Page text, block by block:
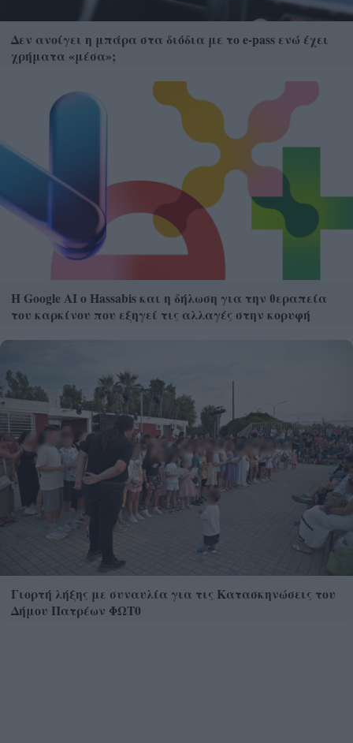
Δεν ανοίγει η μπάρα στα διόδια με το e-pass ενώ έχει
χρήματα «μέσα»;
Η Google ΑΙ ο Hassabis και η δήλωση για την θεραπεία
του καρκίνου που εξηγεί τις αλλαγές στην κορυφή
Γιορτή λήξης με συναυλία για τις Κατασκηνώσεις του
Δήμου Πατρέων ΦΩΤ0